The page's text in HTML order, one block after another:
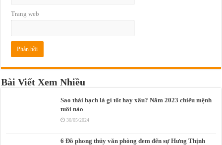
Trang web
Bài Viết Xem Nhiều
Sao thái bạch là gì tốt hay xấu? Năm 2023 chiếu mệnh
tuổi nào
30/05/2024
6 Đồ phong thủy văn phòng đem đến sự Hưng Thịnh